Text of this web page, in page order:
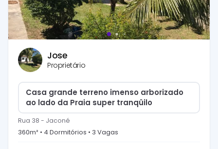
Jose
Proprietário
Casa grande terreno imenso arborizado
ao lado da Praia super tranqüilo
Rua 38 - Jaconé
360m² • 4 Dormitórios • 3 Vagas